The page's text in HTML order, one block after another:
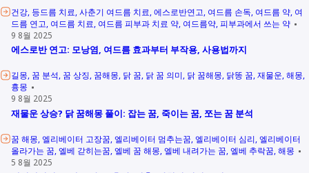
건강 등드름 치료 사춘기 여드름 치료 에스로반연고 여드름 손독 여드름 약 여
드름 연고 여드름 치료 여드름 피부과 치료 약 여드름약 피부과에서 쓰는 약
9 8월 2025
에스로반 연고: 모낭염, 여드름 효과부터 부작용, 사용법까지
길몽 꿈 분석 꿈 상징 꿈해몽 닭 꿈 닭 꿈 의미 닭 꿈해몽 닭똥 꿈 재물운 해몽
흉몽
9 8월 2025
재물운 상승? 닭 꿈해몽 풀이: 잡는 꿈, 죽이는 꿈, 쪼는 꿈 분석
꿈 해몽 엘리베이터 고장꿈 엘리베이터 멈추는꿈 엘리베이터 심리 엘리베이터
올라가는 꿈 엘베 갇히는꿈 엘베 꿈 해몽 엘베 내려가는 꿈 엘베 추락꿈 해몽
5 8월 2025